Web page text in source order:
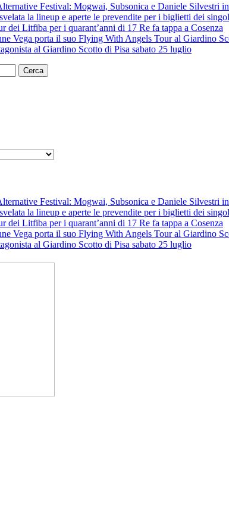
Festival: Mogwai, Subsonica e Daniele Silvestri
la lineup e aperte le prevendite per i biglietti dei
dei Litfiba per i quarant’anni di 17 Re fa tappa a Cosenza
Vega porta il suo Flying With Angels Tour al Giardino
al Giardino Scotto di Pisa sabato 25 luglio
Festival: Mogwai, Subsonica e Daniele Silvestri
la lineup e aperte le prevendite per i biglietti dei
dei Litfiba per i quarant’anni di 17 Re fa tappa a Cosenza
Vega porta il suo Flying With Angels Tour al Giardino
al Giardino Scotto di Pisa sabato 25 luglio